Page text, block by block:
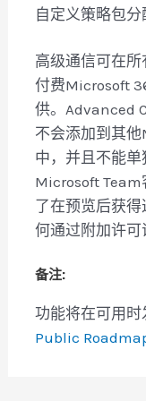
自定义策略包分
高级通信可在
付费Microsoft
供。Advanced
不会添加到其
中，并且不能
Microsoft
了在预览后获
何通过附加许可
备注:
功能将在可用时
Public